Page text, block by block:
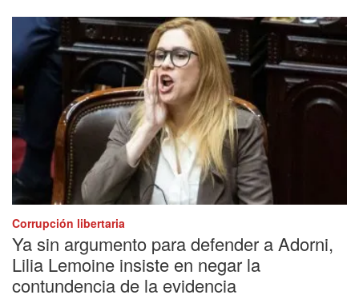
Corrupción libertaria
Ya sin argumento para defender a Adorni,
Lilia Lemoine insiste en negar la
contundencia de la evidencia